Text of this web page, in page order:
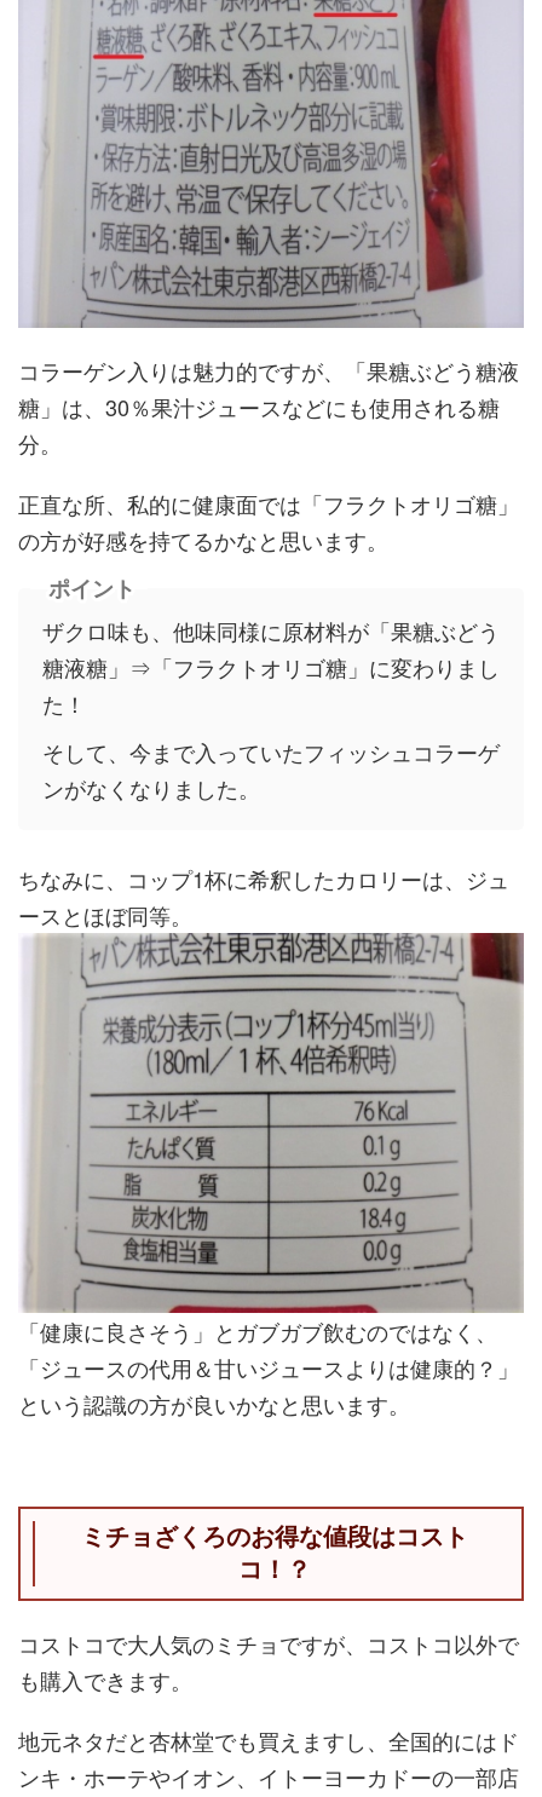
コラーゲン入りは魅力的ですが、「果糖ぶどう糖液
糖」は、30％果汁ジュースなどにも使用される糖
分。
正直な所、私的に健康面では「フラクトオリゴ糖」
の方が好感を持てるかなと思います。
ポイント
ザクロ味も、他味同様に原材料が「果糖ぶどう
糖液糖」⇒「フラクトオリゴ糖」に変わりまし
た！
そして、今まで入っていたフィッシュコラーゲ
ンがなくなりました。
ちなみに、コップ1杯に希釈したカロリーは、ジュ
ースとほぼ同等。
「健康に良さそう」とガブガブ飲むのではなく、
「ジュースの代用＆甘いジュースよりは健康的？」
という認識の方が良いかなと思います。
ミチョざくろのお得な値段はコスト
コ！？
コストコで大人気のミチョですが、コストコ以外で
も購入できます。
地元ネタだと杏林堂でも買えますし、全国的にはド
ンキ・ホーテやイオン、イトーヨーカドーの一部店